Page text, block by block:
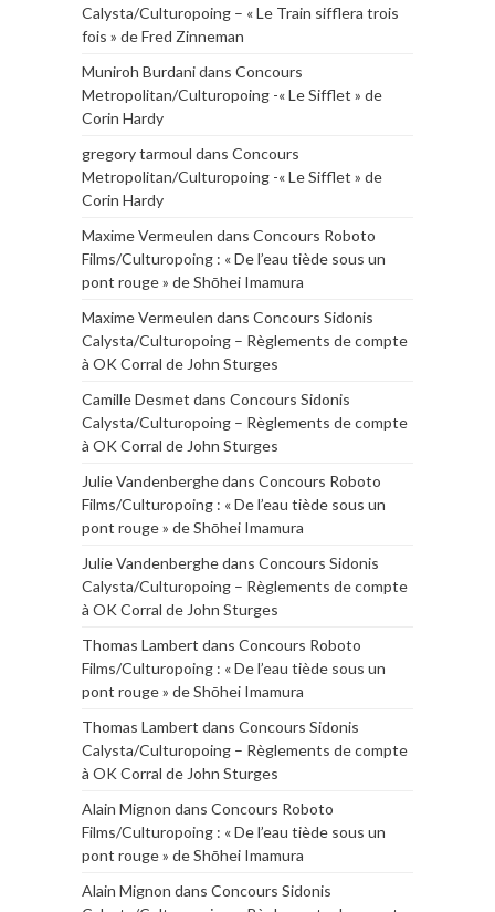
Calysta/Culturopoing – « Le Train sifflera trois
fois » de Fred Zinneman
Muniroh Burdanidans Concours
Metropolitan/Culturopoing -« Le Sifflet » de
Corin Hardy
gregory tarmoul dans Concours
Metropolitan/Culturopoing -« Le Sifflet » de
Corin Hardy
Maxime Vermeulen dans Concours Roboto
Films/Culturopoing : « De l’eau tiède sous un
pont rouge » de Shōhei Imamura
Maxime Vermeulen dans Concours Sidonis
Calysta/Culturopoing – Règlements de compte
à OK Corral de John Sturges
Camille Desmet dans Concours Sidonis
Calysta/Culturopoing – Règlements de compte
à OK Corral de John Sturges
Julie Vandenberghedans Concours Roboto
Films/Culturopoing : « De l’eau tiède sous un
pont rouge » de Shōhei Imamura
Julie Vandenberghedans Concours Sidonis
Calysta/Culturopoing – Règlements de compte
à OK Corral de John Sturges
Thomas Lambert dans Concours Roboto
Films/Culturopoing : « De l’eau tiède sous un
pont rouge » de Shōhei Imamura
Thomas Lambert dans Concours Sidonis
Calysta/Culturopoing – Règlements de compte
à OK Corral de John Sturges
Alain Mignon dans Concours Roboto
Films/Culturopoing : « De l’eau tiède sous un
pont rouge » de Shōhei Imamura
Alain Mignon dans Concours Sidonis